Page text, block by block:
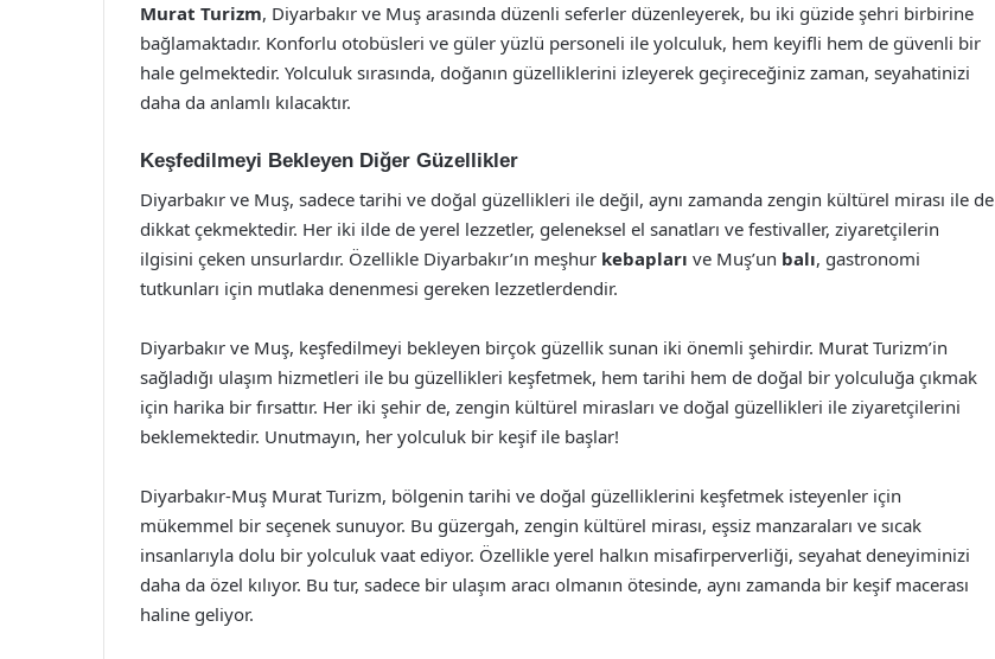
Murat Turizm, Diyarbakır ve Muş arasında düzenli seferler düzenleyerek, bu iki güzide şehri birbirine
bağlamaktadır. Konforlu otobüsleri ve güler yüzlü personeli ile yolculuk, hem keyifli hem de güvenli bir
hale gelmektedir. Yolculuk sırasında, doğanın güzelliklerini izleyerek geçireceğiniz zaman, seyahatinizi
daha da anlamlı kılacaktır.
Keşfedilmeyi Bekleyen Diğer Güzellikler
Diyarbakır ve Muş, sadece tarihi ve doğal güzellikleri ile değil, aynı zamanda zengin kültürel mirası ile de
dikkat çekmektedir. Her iki ilde de yerel lezzetler, geleneksel el sanatları ve festivaller, ziyaretçilerin
ilgisini çeken unsurlardır. Özellikle Diyarbakır’ın meşhur kebapları ve Muş’un balı, gastronomi
tutkunları için mutlaka denenmesi gereken lezzetlerdendir.
Diyarbakır ve Muş, keşfedilmeyi bekleyen birçok güzellik sunan iki önemli şehirdir. Murat Turizm’in
sağladığı ulaşım hizmetleri ile bu güzellikleri keşfetmek, hem tarihi hem de doğal bir yolculuğa çıkmak
için harika bir fırsattır. Her iki şehir de, zengin kültürel mirasları ve doğal güzellikleri ile ziyaretçilerini
beklemektedir. Unutmayın, her yolculuk bir keşif ile başlar!
Diyarbakır-Muş Murat Turizm, bölgenin tarihi ve doğal güzelliklerini keşfetmek isteyenler için
mükemmel bir seçenek sunuyor. Bu güzergah, zengin kültürel mirası, eşsiz manzaraları ve sıcak
insanlarıyla dolu bir yolculuk vaat ediyor. Özellikle yerel halkın misafirperverliği, seyahat deneyiminizi
daha da özel kılıyor. Bu tur, sadece bir ulaşım aracı olmanın ötesinde, aynı zamanda bir keşif macerası
haline geliyor.